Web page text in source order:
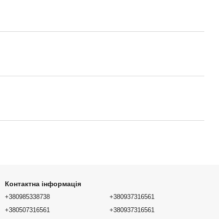
Контактна інформація
+380985338738
+380507316561
+380937316561
+380937316561